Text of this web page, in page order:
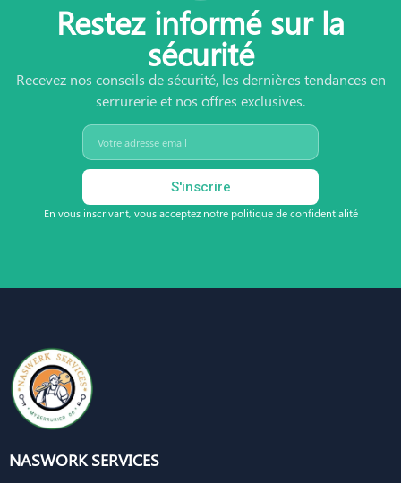
Restez informé sur la
sécurité
Recevez nos conseils de sécurité, les dernières tendances en
serrurerie et nos offres exclusives.
S'inscrire
En vous inscrivant, vous acceptez notre politique de confidentialité
NASWORK SERVICES